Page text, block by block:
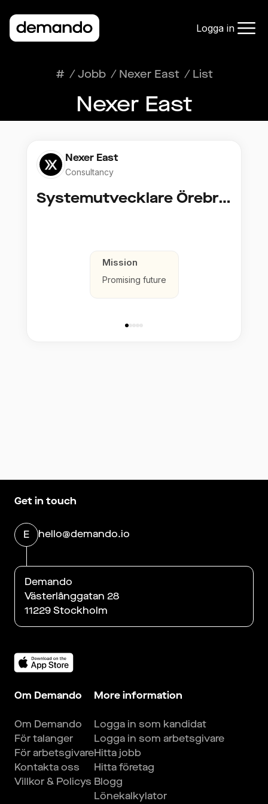
Logga in
# /Jobb / Nexer East / List
Nexer East
Nexer East
Consultancy
Systemutvecklare Örebro, 2år+
Mission
Promising future
Get in touch
E hello@demando.io
Demando
Västerlånggatan 28
11229 Stockholm
Om Demando
Om Demando
För talanger
För arbetsgivare
Kontakta oss
Villkor & Policys
More information
Logga in som kandidat
Logga in som arbetsgivare
Hitta jobb
Hitta företag
Blogg
Lönekalkylator